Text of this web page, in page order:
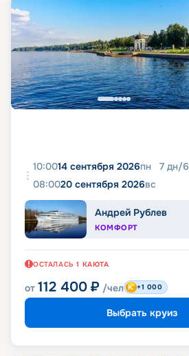
10:0014 сентября 2026пн 7 дн/6
08:0020 сентября 2026вс
Андрей Рублев
КОМФОРТ
ОСТАЛАСЬ 1 КАЮТА
от 112 400 ₽ /чел +1 000
Выбрать круиз